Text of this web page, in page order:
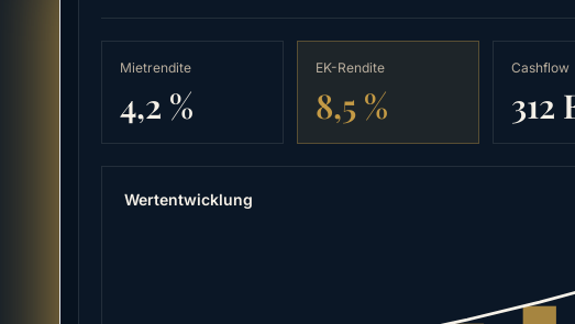
Mietrendite
4,2 %
EK-Rendite
8,5 %
Cashflow
312
Wertentwicklung